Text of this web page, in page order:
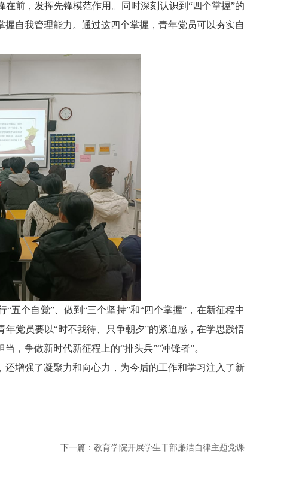
前，发挥先锋模范作用。
同时深刻认识到 “四个掌握”的
自我管理能力。通过这四个掌握，青年党员可以夯实自
“五个自觉”、做到“三个坚持”和“四个掌握”，在新征程中
年党员要以“时不我待、只争朝夕”的紧迫感，在学思践悟
，争做新时代新征程上的“排头兵”“冲锋者”。
增强了凝聚力和向心力，为今后的工作和学习注入了新
下一篇： 教育学院开展学生干部廉洁自律主题党课